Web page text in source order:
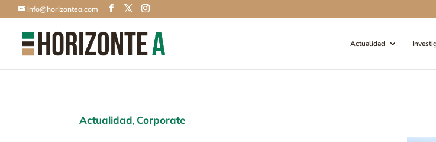
info@horizontea.com
Actualidad
Actualidad, Corporate